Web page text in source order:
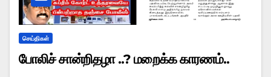
செய்திகள்
போலிச் சான்றிதழா ..? மறைக்க காரணம்..